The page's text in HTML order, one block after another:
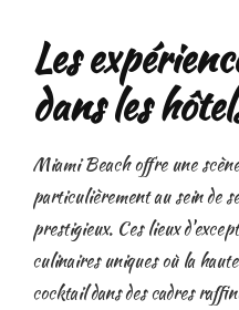
Les
dans les
Miami Beach offre une
particulièrement au sein de
prestigieux. Ces lieux
culinaires uniques où la
cocktail dans des cadres